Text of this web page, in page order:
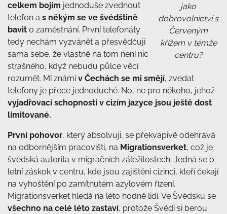
jako
dobrovolnictví s
Červeným
křížem v témže
centru?
celkem bojím jednoduše zvednout
telefon a s někým se ve švédštině
bavit o zaměstnání. První telefonáty
tedy nechám vyzvánět a přesvědčuji
sama sebe, že vlastně na tom není nic
strašného, když nebudu půlce věcí
rozumět. Mí známív Čechách se mi smějí, zvedat
telefony je přece jednoduché. No, ne pro někoho, jehož
vyjadřovací schopnosti v cizím jazyce jsou ještě dost
limitované.
První pohovor, který absolvuji, se překvapivě odehrává
na odbornějším pracovišti, na Migrationsverket, což je
švédská autorita v migračních záležitostech. Jedná se o
letní záskok v centru, kde jsou zajištěni cizinci, kteří čekají
na vyhoštění po zamítnutém azylovém řízení.
Migrationsverket hledá na léto hodně lidí. Ve Švédsku se
všechno na celé léto zastaví, protože Švédi si berou